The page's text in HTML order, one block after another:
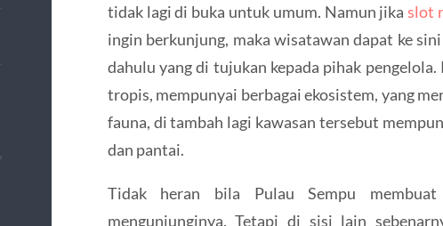
tidak lagi di buka untuk umum. Namun jikaslot
ingin berkunjung, maka wisatawan dapat ke
dahulu yang di tujukan kepada pihak
tropis, mempunyai berbagai ekosistem, yang
fauna, di tambah lagi kawasan tersebut
dan pantai.
Tidak heran bila Pulau Sempu
mengunjunginya. Tetapi di sisi lain